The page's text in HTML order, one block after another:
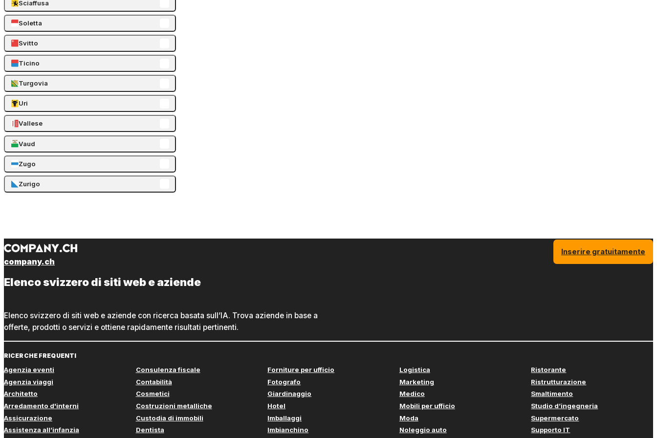
Sciaffusa
Soletta
Svitto
Ticino
Turgovia
Uri
Vallese
Vaud
Zugo
Zurigo
company.ch
Inserire gratuitamente
Elenco svizzero di siti web e aziende
Elenco svizzero di siti web e aziende con ricerca basata sull’IA. Trova aziende in base a
offerte, prodotti o servizi e ottiene rapidamente risultati pertinenti.
RICERCHE FREQUENTI
Agenzia eventi
Agenzia viaggi
Architetto
Arredamento d'interni
Assicurazione
Assistenza all’infanzia
Consulenza fiscale
Contabilità
Cosmetici
Costruzioni metalliche
Custodia di immobili
Dentista
Forniture per ufficio
Fotografo
Giardinaggio
Hotel
Imballaggi
Imbianchino
Logistica
Marketing
Medico
Mobili per ufficio
Moda
Noleggio auto
Ristorante
Ristrutturazione
Smaltimento
Studio d’ingegneria
Supermercato
Supporto IT